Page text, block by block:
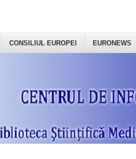
CONSILIUL EUROPEI EURONEWS